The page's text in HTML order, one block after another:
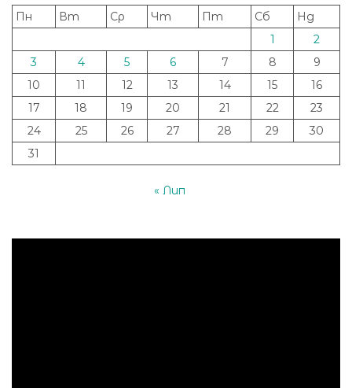
Пн
Вт Ср Чт Пт Сб
Нд
1
2
3
4 5 6 7 8
9
10
11 12 13 14 15
16
17
18 19 20 21 22
23
24
25 26 27 28 29
30
31
« Лип